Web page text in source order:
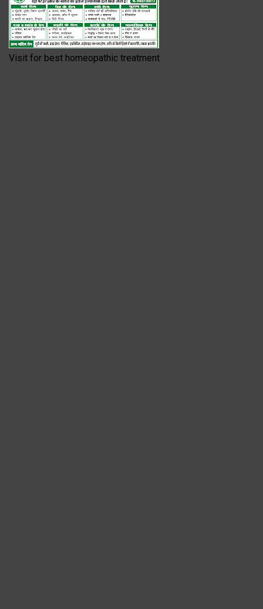
Visit for best homeopathic treatment